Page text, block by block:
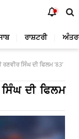
ਰਾਸ਼ਟਰੀ
ਸਿੰਘ ਦੀ ਫਿਲਮ ’83’
ਦੀ ਫਿਲਮ